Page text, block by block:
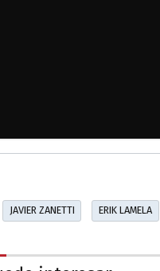
JAVIER ZANETTI ERIK LAMELA